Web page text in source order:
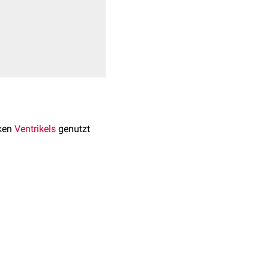
Ventrikels genutzt